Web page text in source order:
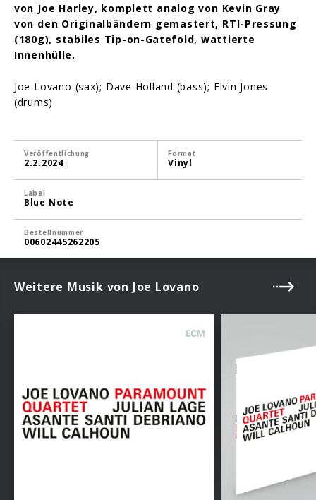
von Joe Harley, komplett analog von Kevin Gray
von den Originalbändern gemastert, RTI-Pressung
(180g), stabiles Tip-on-Gatefold, wattierte
Innenhülle.
Joe Lovano (sax); Dave Holland (bass); Elvin Jones
(drums)
Veröffentlichung
2.2.2024
Format
Vinyl
Label
Blue Note
Bestellnummer
00602445262205
Weitere Musik von Joe Lovano